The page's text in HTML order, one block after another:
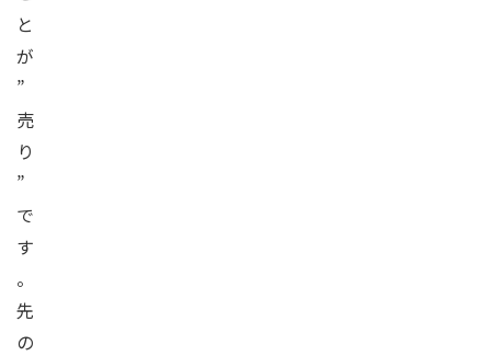
と
が
”
売
り
”
で
す
。
先
の